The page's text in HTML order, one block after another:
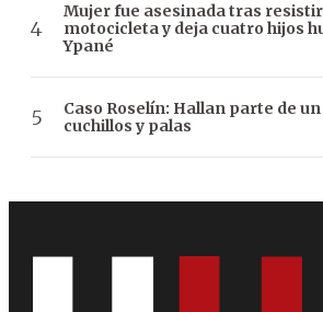
Mujer fue asesinada tras
motocicleta y deja cuatro hijos
Ypané
Caso Roselín: Hallan parte de
cuchillos y palas